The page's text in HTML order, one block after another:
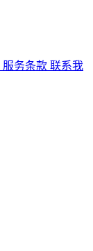
服务条款 联系我